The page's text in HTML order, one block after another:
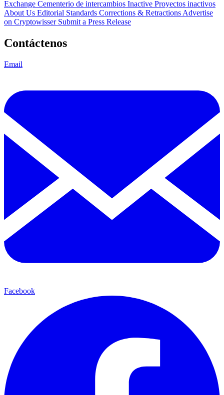
Exchange Cementerio de intercambios Inactive Proyectos inactivos
About Us Editorial Standards Corrections & Retractions Advertise
on Cryptowisser Submit a Press Release
Contáctenos
Email
Facebook